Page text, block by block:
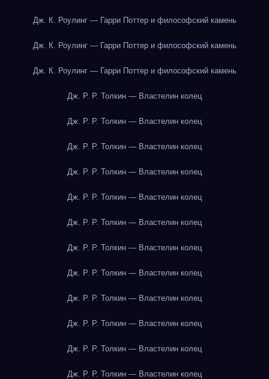
Дж. К. Роулинг — Гарри Поттер и философский камень
Дж. К. Роулинг — Гарри Поттер и философский камень
Дж. К. Роулинг — Гарри Поттер и философский камень
Дж. Р. Р. Толкин — Властелин колец
Дж. Р. Р. Толкин — Властелин колец
Дж. Р. Р. Толкин — Властелин колец
Дж. Р. Р. Толкин — Властелин колец
Дж. Р. Р. Толкин — Властелин колец
Дж. Р. Р. Толкин — Властелин колец
Дж. Р. Р. Толкин — Властелин колец
Дж. Р. Р. Толкин — Властелин колец
Дж. Р. Р. Толкин — Властелин колец
Дж. Р. Р. Толкин — Властелин колец
Дж. Р. Р. Толкин — Властелин колец
Дж. Р. Р. Толкин — Властелин колец